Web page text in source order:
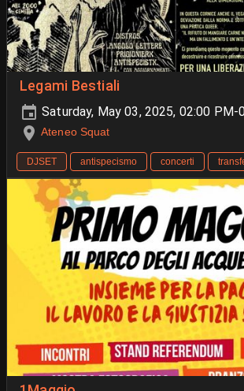
Legami Bestiali
Saturday, May 03, 2025, 02:00 PM-
Ateneo Squat
DJSET antispecismo concerti